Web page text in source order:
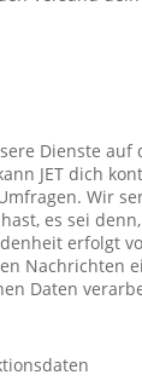
Dienste
JET dich
Wir
es sei
erfolgt
Nachrichten
Daten